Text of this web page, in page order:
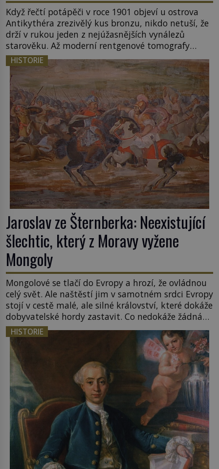
Když řečtí potápěči v roce 1901 objeví u ostrova
Antikythéra zrezivělý kus bronzu, nikdo netuší, že
drží v rukou jeden z nejúžasnějších vynálezů
starověku. Až moderní rentgenové tomografy
odhalí desítky ozubených kol ukrytých uvnitř.
Mechanismus z Antikythéry je dnes považován za
nejstarší známý analogový počítač na světě. Přesto
ani po více než sto letech výzkumu […]
HISTORIE
Jaroslav ze Šternberka: Neexistující
šlechtic, který z Moravy vyžene
Mongoly
Mongolové se tlačí do Evropy a hrozí, že ovládnou
celý svět. Ale naštěstí jim v samotném srdci Evropy
stojí v cestě malé, ale silné království, které dokáže
dobyvatelské hordy zastavit. Co nedokáže žádná
z asijských říší, co nedokážou Němci – to dokáže
český král. Nebo že by ne? Mongolové od roku 1223
postupují podél Kaspického a Azovského moře, […]
HISTORIE